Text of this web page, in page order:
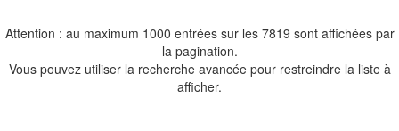
Attention : au maximum 1000 entrées sur les 7819 sont affichées par
la pagination.
Vous pouvez utiliser la recherche avancée pour restreindre la liste à
afficher.